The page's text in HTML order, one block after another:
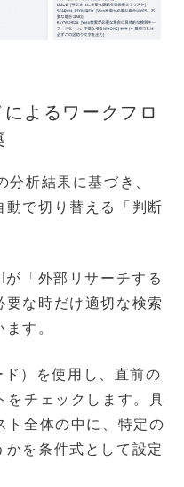
よるワークフロ
析結果に基づき、
動で切り替える「判断
「外部リサーチする
な時だけ適切な検索
す。
）を使用し、直前の
をチェックします。具
ト全体の中に、特定の
を条件式として設定